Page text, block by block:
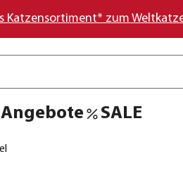
Katzensortiment* zum
Angebote SALE